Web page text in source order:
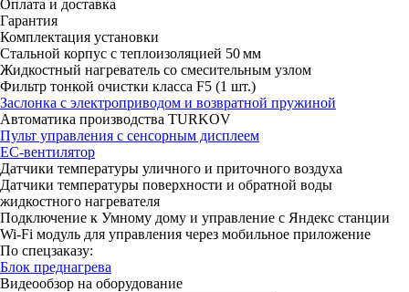
Оплата и доставка
Гарантия
Комплектация установки
Стальной корпус с теплоизоляцией 50 мм
Жидкостный нагреватель со смесительным узлом
Фильтр тонкой очистки класса F5 (1 шт.)
Заслонка с электроприводом и возвратной пружиной
Автоматика производства TURKOV
Пульт управления с сенсорным дисплеем
ЕС-вентилятор
Датчики температуры уличного и приточного воздуха
Датчики температуры поверхности и обратной воды
жидкостного нагревателя
Подключение к Умному дому и управление с Яндекс станции
Wi-Fi модуль для управления через мобильное приложение
По спецзаказу:
Блок преднагрева
Видеообзор на оборудование